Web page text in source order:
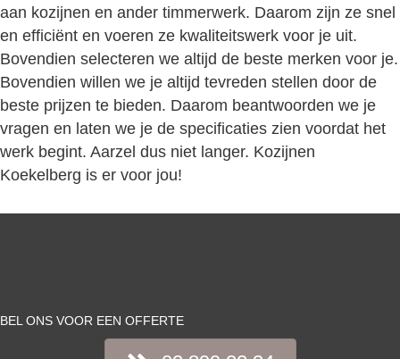
aan kozijnen en ander timmerwerk. Daarom zijn ze snel
en efficiënt en voeren ze kwaliteitswerk voor je uit.
Bovendien selecteren we altijd de beste merken voor je.
Bovendien willen we je altijd tevreden stellen door de
beste prijzen te bieden. Daarom beantwoorden we je
vragen en laten we je de specificaties zien voordat het
werk begint. Aarzel dus niet langer. Kozijnen
Koekelberg is er voor jou!
BEL ONS VOOR EEN OFFERTE